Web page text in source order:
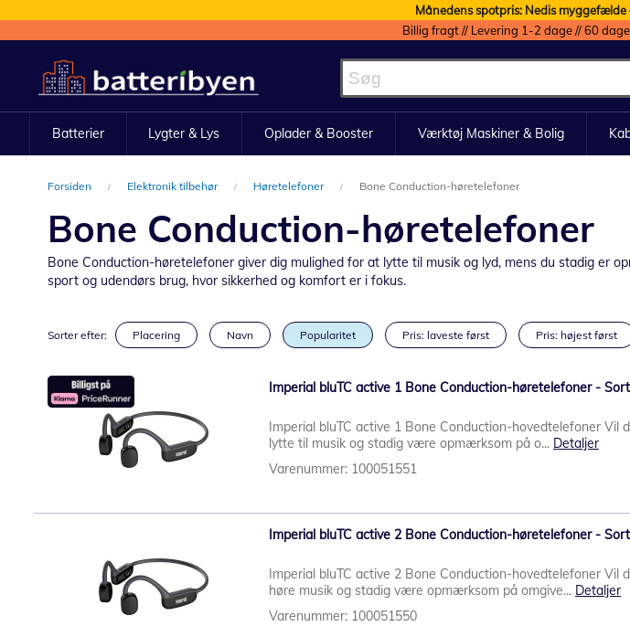
Månedens spotpris: Nedis myggefælde
Billig fragt // Levering 1-2 dage // 60
to
Content
Batterier Lygter & Lys Oplader & Booster Værktøj Maskiner & Bolig
Forsiden Elektronik tilbehør Høretelefoner Bone Conduction-høretelefoner
Bone Conduction-høretelefoner
Bone Conduction-høretelefoner giver dig mulighed for at lytte til musik og lyd, mens du stadig er
sport og udendørs brug, hvor sikkerhed og komfort er i fokus.
Sorter efter: Placering Navn Popularitet Pris: laveste først Pris: højest først
Imperial bluTC active 1 Bone Conduction-høretelefoner - Sort
Imperial bluTC active 1 Bone Conduction-hovedtelefoner Vil
lytte til musik og stadig være opmærksom på o... Detaljer
Varenummer: 100051551
Imperial bluTC active 2 Bone Conduction-høretelefoner - Sort
Imperial bluTC active 2 Bone Conduction-hovedtelefoner Vil
høre musik og stadig være opmærksom på omgive... Detaljer
Varenummer: 100051550